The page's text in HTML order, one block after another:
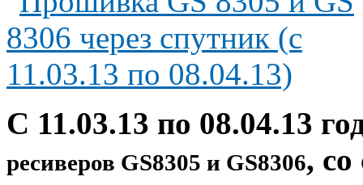
С 11.03.13 по 08.04.13
ресиверов GS8305 и GS8306,